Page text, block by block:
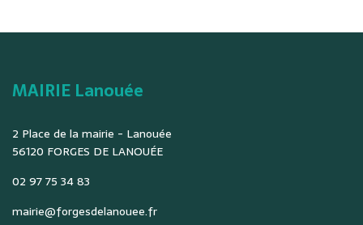
MAIRIE Lanouée
2 Place de la mairie - Lanouée
56120 FORGES DE LANOUÉE
02 97 75 34 83
mairie@forgesdelanouee.fr